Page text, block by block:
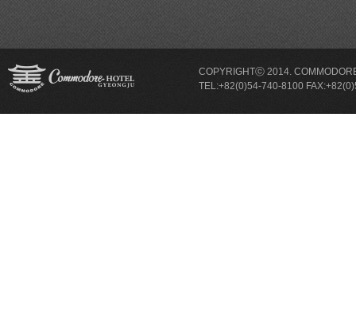
COPYRIGHTⓒ 2014.
TEL:+82(0)54-740-8100